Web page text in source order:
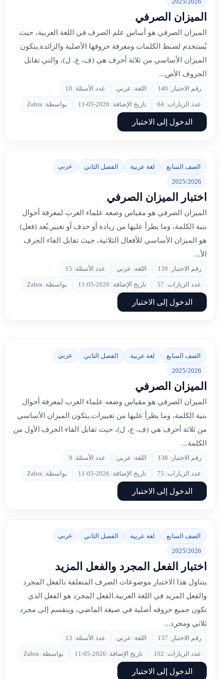
الميزان الصرفي
الميزان الصرفي هو أساس علم الصرف في اللغة العربية، حيث
يُستخدم لضبط الكلمات ومعرفة حروفها الأصلية والزائدة.يتكون
الميزان الأساسي من ثلاثة أحرف هي (ف، ع، ل)، والتي تقابل
الحروف الأص...
رقم الاختبار: 140 اللغة: عربي عدد الأسئلة: 10
عدد الزيارات: 64 تاريخ الإضافة: 2026-05-11 بواسطة: Zahra
الدخول إلى الاختبار
الصف السابع لغة عربية الفصل الثاني عربي
2025/2026
اختبار الميزان الصرفي
الميزان الصرفي هو مقياس وضعه علماء العرب لمعرفة أحوال
بنية الكلمة، وما يطرأ عليها من زيادة أو حذف أو تغيير.يُعد (فعل)
هو الميزان الأساسي للأفعال الثلاثية، حيث تقابل الفاء الحرف
الأ...
رقم الاختبار: 139 اللغة: عربي عدد الأسئلة: 15
عدد الزيارات: 57 تاريخ الإضافة: 2026-05-11 بواسطة: Zahra
الدخول إلى الاختبار
الصف السابع لغة عربية الفصل الثاني عربي
2025/2026
الميزان الصرفي
الميزان الصرفي هو مقياس وضعه علماء العرب لمعرفة أحوال
بنية الكلمة، وما يطرأ عليها من تغييرات.يتكون الميزان الأساسي
من ثلاثة أحرف هي (ف، ع، ل)، حيث تقابل الفاء الحرف الأول من
الكلمة...
رقم الاختبار: 138 اللغة: عربي عدد الأسئلة: 9
عدد الزيارات: 75 تاريخ الإضافة: 2026-05-11 بواسطة: Zahra
الدخول إلى الاختبار
الصف السابع لغة عربية الفصل الثاني عربي
2025/2026
اختبار الفعل المجرد والفعل المزيد
يتناول هذا الاختبار موضوعات الصرف المتعلقة بالفعل المجرد
والفعل المزيد في اللغة العربية.الفعل المجرد هو الفعل الذي
تكون جميع حروفه أصلية في صيغة الماضي، وينقسم إلى مجرد
ثلاثي ومجرد...
رقم الاختبار: 137 اللغة: عربي عدد الأسئلة: 13
عدد الزيارات: 102 تاريخ الإضافة: 2026-05-11 بواسطة: Zahra
الدخول إلى الاختبار